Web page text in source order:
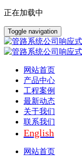
正在加载中
Toggle navigation
网站首页
产品中心
工程案例
最新动态
关于我们
联系我们
English
网站首页